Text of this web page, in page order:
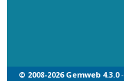
© 2008-2026 Gemweb 4.3.0-